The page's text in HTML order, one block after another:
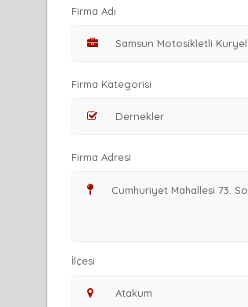
Firma Adı
Firma Kategorisi
Firma Adresi
İlçesi